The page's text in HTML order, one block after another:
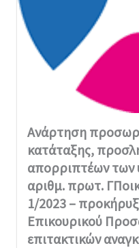
Ανάρτηση
κατάταξης,
απορριπτέων των
αριθμ. πρωτ.
1/2023 –
Επικουρικού
επιτακτικών